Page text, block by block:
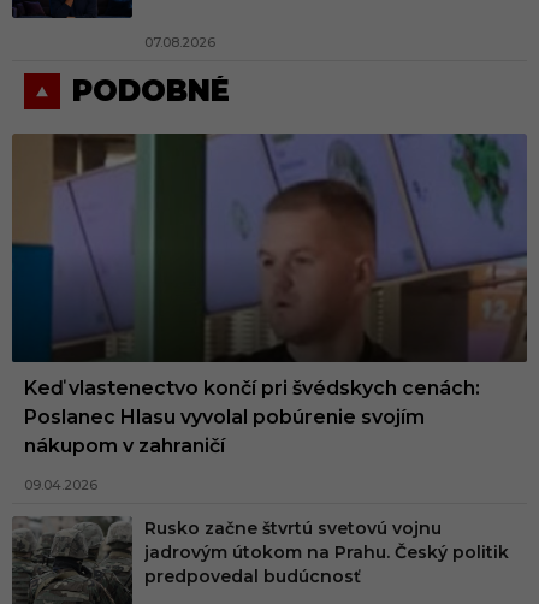
07.08.2026
PODOBNÉ
Keď vlastenectvo končí pri švédskych cenách:
Poslanec Hlasu vyvolal pobúrenie svojím
nákupom v zahraničí
09.04.2026
Rusko začne štvrtú svetovú vojnu
jadrovým útokom na Prahu. Český politik
predpovedal budúcnosť